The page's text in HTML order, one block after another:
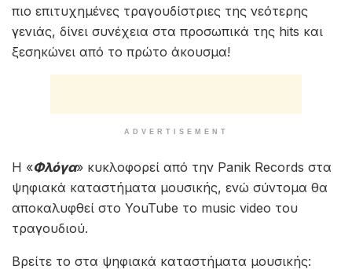
πιο επιτυχημένες τραγουδίστριες της νεότερης
γενιάς, δίνει συνέχεια στα προσωπικά της hits και
ξεσηκώνει από το πρώτο άκουσμα!
ADVERTISEMENT
Η «Φλόγα» κυκλοφορεί από την Panik Records στα
ψηφιακά καταστήματα μουσικής, ενώ σύντομα θα
αποκαλυφθεί στο YouTube το music video του
τραγουδιού.
Βρείτε το στα ψηφιακά καταστήματα μουσικής: